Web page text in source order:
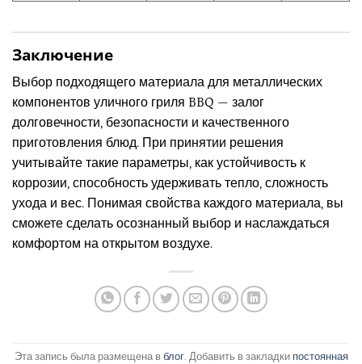
Заключение
Выбор подходящего материала для металлических
компонентов уличного гриля BBQ — залог
долговечности, безопасности и качественного
приготовления блюд. При принятии решения
учитывайте такие параметры, как устойчивость к
коррозии, способность удерживать тепло, сложность
ухода и вес. Понимая свойства каждого материала, вы
сможете сделать осознанный выбор и наслаждаться
комфортом на открытом воздухе.
Эта запись была размещена в блог. Добавить в закладки постоянная